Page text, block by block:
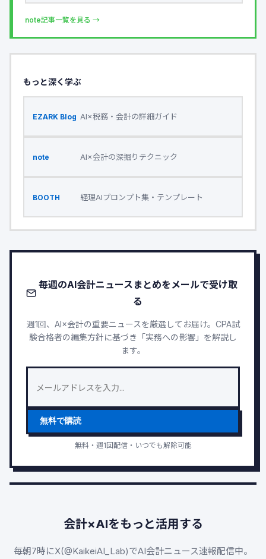
note記事一覧を見る →
もっと深く学ぶ
EZARK Blog AI×税務・会計の詳細ガイド
note AI×会計の深掘りテクニック
BOOTH 経理AIプロンプト集・テンプレート
毎週のAI会計ニュースまとめをメールで受け取
る
週1回、AI×会計の重要ニュースを厳選してお届け。CPA試
験合格者の編集方針に基づき「実務への影響」を解説し
ます。
無料で購読
無料・週1回配信・いつでも解除可能
会計×AIをもっと活用する
毎朝7時にX(@KaikeiAI_Lab)でAI会計ニュース速報配信中。